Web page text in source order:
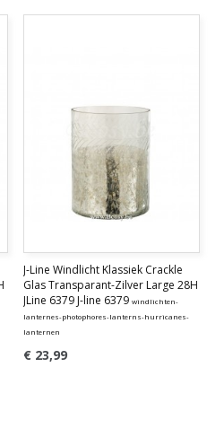
J-Line Windlicht Klassiek Crackle
Glas Transparant-Zilver Large 28H
JLine 6379 J-line 6379 windlichten-
lanternes-photophores-lanterns-hurricanes-
lanternen
€ 23,99